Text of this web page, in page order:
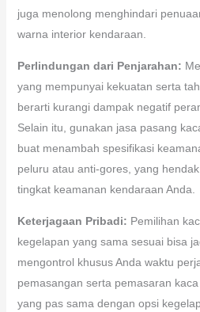
juga menolong menghindari
warna interior kendaraan.
Perlindungan dari Penjarahan:
yang mempunyai kekuatan serta
berarti kurangi dampak negatif
Selain itu, gunakan jasa pasang
buat menambah spesifikasi
peluru atau anti-gores, yang
tingkat keamanan kendaraan Anda.
Keterjagaan Pribadi: Pemilihan
kegelapan yang sama sesuai bisa
mengontrol khusus Anda waktu
pemasangan serta pemasaran
yang pas sama dengan opsi